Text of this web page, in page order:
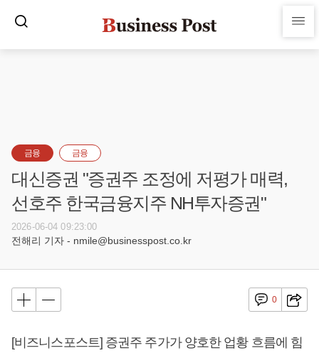
금융 금융
대신증권 "증권주 조정에 저평가 매력,
선호주 한국금융지주 NH투자증권"
2026-06-04 09:23:00
전해리 기자 - nmile@businesspost.co.kr
0
[비즈니스포스트] 증권주 주가가 양호한 업황 흐름에 힘